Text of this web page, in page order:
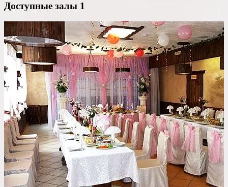
Доступные залы 1